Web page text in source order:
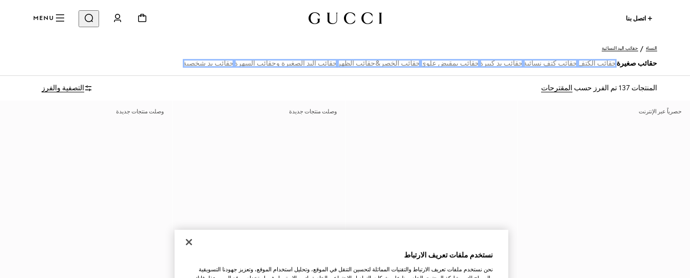
اتصل بنا MENU
النساء حقائب اليد النسائية
حقائب صغيرة حقائب الكتف حقائب كتف نسائية حقائب يد كبيرة حقائب بمقبض علوي حقائب الخصر&حقائب الظهر حقائب اليد الصغيرة وحقائب السهرة حقائب يد شخصية
المنتجات 137 تم الفرز حسب المقترحات التصفية والفرز
حصرياً عبر الإنترنت وصلت منتجات جديدة وصلت منتجات جديدة
نستخدم ملفات تعريف الارتباط
نحن نستخدم ملفات تعريف الارتباط والتقنيات المماثلة لتحسين التنقل في الموقع، وتحليل استخدام الموقع، وتعزيز جهودنا التسويقية